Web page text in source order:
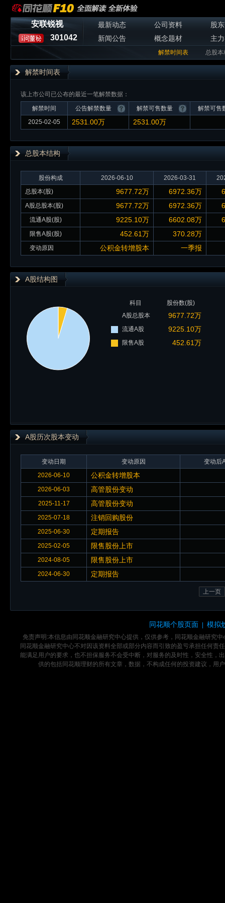
安联锐视
301042
最新动态 公司资料
股
新闻公告
概念题材 主
解禁时间表 总股本
解禁时间表
该上市公司已公布的最近一笔解禁数据：
解禁时间
公告解禁数量 解禁可售数量
解禁可售
2025-02-05
2531.00万 2531.00万
总股本结构
股份构成 2026-06-10 2026-03-31
总股本(股)
9677.72万 6972.36万
A股总股本(股) 9677.72万 6972.36万
流通A股(股) 9225.10万 6602.08万
限售A股(股) 452.61万 370.28万
变动原因 公积金转增股本 一季报
A股结构图
科目
股份数(股)
A股总股本
9677.72万
流通A股 9225.10万
限售A股 452.61万
A股历次股本变动
变动日期 变动原因
变动后
2026-06-10
公积金转增股本
2026-06-03 高管股份变动
2025-11-17 高管股份变动
2025-07-18 注销回购股份
2025-06-30 定期报告
2025-02-05 限售股份上市
2024-08-05 限售股份上市
2024-06-30 定期报告
上一页
同花顺个股页面 模拟
免责声明:本信息由同花顺金融研究中心提供，仅供参考，同花顺金融研究
同花顺金融研究中心不对因该资料全部或部分内容而引致的盈亏承担任何
能满足用户的要求，也不担保服务不会受中断，对服务的及时性，安全性，
供的包括同花顺理财的所有文章，数据，不构成任何的投资建议，用